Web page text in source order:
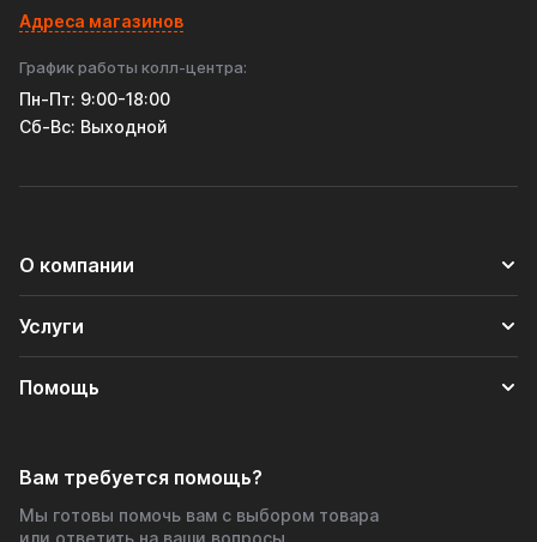
Адреса магазинов
График работы колл-центра:
Пн-Пт: 9:00-18:00
Cб-Вс: Выходной
О компании
Услуги
Помощь
Вам требуется помощь?
Мы готовы помочь вам с выбором товара
или ответить на ваши вопросы